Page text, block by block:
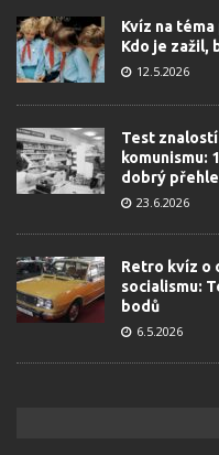
Kvíz na
Kdo je zažil,
12.5.2026
Test
komunismu:
dobrý
23.6.2026
Retro kvíz o
socialismu:
bodů
6.5.2026